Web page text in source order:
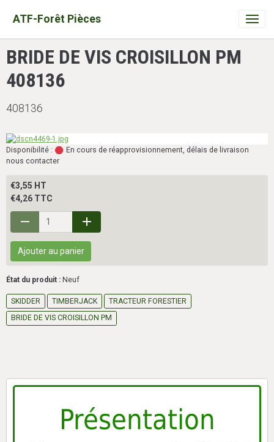
ATF-Forêt Pièces
BRIDE DE VIS CROISILLON PM
408136
408136
Disponibilité :
En cours de réapprovisionnement, délais de livraison
nous contacter
€3,55 HT
€4,26 TTC
Ajouter au panier
État du produit : Neuf
SKIDDER TIMBERJACK
TRACTEUR FORESTIER
BRIDE DE VIS CROISILLON PM
Présentation